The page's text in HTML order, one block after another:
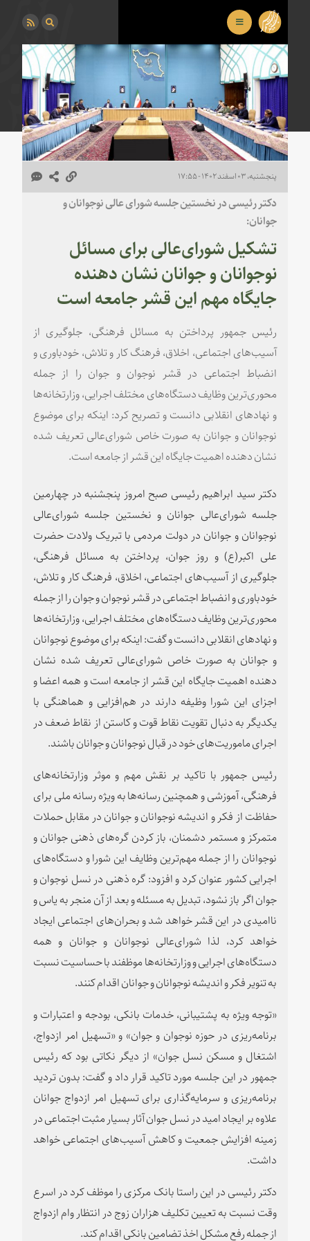
پنجشنبه، ۰۳ اسفند ۱۴۰۲ - ۱۷:۵۵
دکتر رئیسی در نخستین جلسه شورای عالی نوجوانان و
جوانان:
تشکیل شورای‌عالی برای مسائل
نوجوانان و جوانان نشان دهنده
جایگاه مهم این قشر جامعه است
رئیس جمهور پرداختن به مسائل فرهنگی، جلوگیری از
آسیب‌های اجتماعی، اخلاق، فرهنگ کار و تلاش، خودباوری و
انضباط اجتماعی در قشر نوجوان و جوان را از جمله
محوری‌ترین وظایف دستگاه‌های مختلف اجرایی، وزارتخانه‌ها
و نهادهای انقلابی دانست و تصریح کرد: اینکه برای موضوع
نوجوانان و جوانان به صورت خاص شورای‌عالی تعریف شده
نشان دهنده اهمیت جایگاه این قشر از جامعه است.
دکتر سید ابراهیم رئیسی صبح امروز پنجشنبه در چهارمین
جلسه شورای‌عالی جوانان و نخستین جلسه شورای‌عالی
نوجوانان و جوانان در دولت مردمی با تبریک ولادت حضرت
علی اکبر(ع) و روز جوان، پرداختن به مسائل فرهنگی،
جلوگیری از آسیب‌های اجتماعی، اخلاق، فرهنگ کار و تلاش،
خودباوری و انضباط اجتماعی در قشر نوجوان و جوان را از جمله
محوری‌ترین وظایف دستگاه‌های مختلف اجرایی، وزارتخانه‌ها
و نهادهای انقلابی دانست و گفت: اینکه برای موضوع نوجوانان
و جوانان به صورت خاص شورای‌عالی تعریف شده نشان
دهنده اهمیت جایگاه این قشر از جامعه است و همه اعضا و
اجزای این شورا وظیفه دارند در هم‌افزایی و هماهنگی با
یکدیگر به دنبال تقویت نقاط قوت و کاستن از نقاط ضعف در
اجرای ماموریت‌‌های خود در قبال نوجوانان و جوانان باشند.
رئیس جمهور با تاکید بر نقش مهم و موثر وزارتخانه‌های
فرهنگی، آموزشی و همچنین رسانه‌ها به ویژه رسانه ملی برای
حفاظت از فکر و اندیشه نوجوانان و جوانان در مقابل حملات
متمرکز و مستمر دشمنان، باز کردن گره‌های ذهنی جوانان و
نوجوانان را از جمله مهم‌ترین وظایف این شورا و دستگاه‌های
اجرایی کشور عنوان کرد و افزود: گره ذهنی در نسل نوجوان و
جوان اگر باز نشود، تبدیل به مسئله و بعد از آن منجر به یاس و
ناامیدی در این قشر خواهد شد و بحران‌‌های اجتماعی ایجاد
خواهد کرد، لذا شورای‌عالی نوجوانان و جوانان و همه
دستگاه‌های اجرایی و وزارتخانه‌ها موظفند با حساسیت نسبت
به تنویر فکر و اندیشه نوجوانان و جوانان اقدام کنند.
«توجه ویژه به پشتیبانی، خدمات بانکی، بودجه و اعتبارات و
برنامه‌ریزی در حوزه نوجوان و جوان» و «تسهیل امر ازدواج،
اشتغال و مسکن نسل جوان» از دیگر نکاتی بود که رئیس
جمهور در این جلسه مورد تاکید قرار داد و گفت: بدون تردید
برنامه‌ریزی و سرمایه‌گذاری برای تسهیل امر ازدواج جوانان
علاوه بر ایجاد امید در نسل جوان آثار بسیار مثبت اجتماعی در
زمینه افزایش جمعیت و کاهش آسیب‌های اجتماعی خواهد
داشت.
دکتر رئیسی در این راستا بانک مرکزی را موظف کرد در اسرع
وقت نسبت به تعیین تکلیف هزاران زوج در انتظار وام ازدواج
از جمله رفع مشکل اخذ تضامین بانکی اقدام کند.